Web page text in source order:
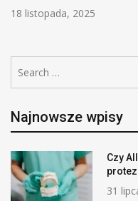
18 listopada, 2025
for:
Najnowsze wpisy
Czy
31